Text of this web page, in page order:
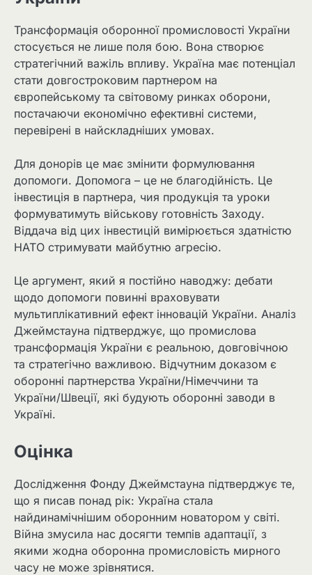
Трансформація оборонної промисловості України
стосується не лише поля бою. Вона створює
стратегічний важіль впливу. Україна має потенціал
стати довгостроковим партнером на
європейському та світовому ринках оборони,
постачаючи економічно ефективні системи,
перевірені в найскладніших умовах.
Для донорів це має змінити формулювання
допомоги. Допомога – це не благодійність. Це
інвестиція в партнера, чия продукція та уроки
формуватимуть військову готовність Заходу.
Віддача від цих інвестицій вимірюється здатністю
НАТО стримувати майбутню агресію.
Це аргумент, який я постійно наводжу: дебати
щодо допомоги повинні враховувати
мультиплікативний ефект інновацій України. Аналіз
Джеймстауна підтверджує, що промислова
трансформація України є реальною, довговічною
та стратегічно важливою. Відчутним доказом є
оборонні партнерства України/Німеччини та
України/Швеції, які будують оборонні заводи в
Україні.
Оцінка
Дослідження Фонду Джеймстауна підтверджує те,
що я писав понад рік: Україна стала
найдинамічнішим оборонним новатором у світі.
Війна змусила нас досягти темпів адаптації, з
якими жодна оборонна промисловість мирного
часу не може зрівнятися.